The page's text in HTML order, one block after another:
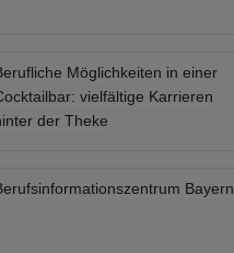
Möglichkeiten in einer
vielfältige Karrieren
der Theke
Bayern